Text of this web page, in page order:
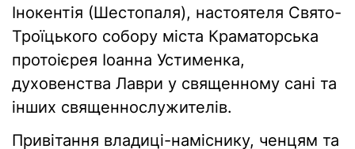
Інокентія (Шестопаля), настоятеля Свято-
Троїцького собору міста Краматорська
протоієрея Іоанна Устименка,
духовенства Лаври у священному сані та
інших священнослужителів.
Привітання владиці-наміснику, ченцям та